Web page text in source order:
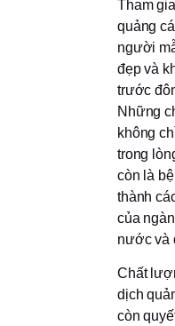
Tham
quảng
người
đẹp và
trước
Những
không
trong
còn là
thành
của
nước và
Chất
dịch
còn